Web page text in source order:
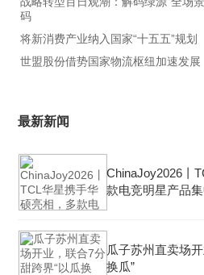
码
将新消费产业纳入国家“十五五”规划
世盟股份借势国家物流枢纽加速发展
最新新闻
ChinaJoy2026丨
款电竞明星产品
瓜子苏州直卖场
换瓜”